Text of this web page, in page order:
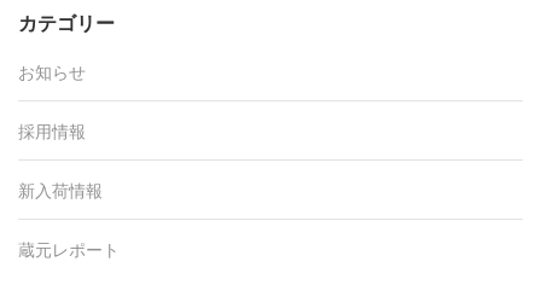
カテゴリー
お知らせ
採用情報
新入荷情報
蔵元レポート